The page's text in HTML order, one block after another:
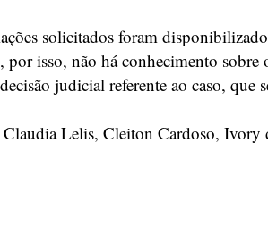
solicitados foram
por isso, não há conhecimento
judicial referente ao caso, que
Lelis, Cleiton Cardoso,